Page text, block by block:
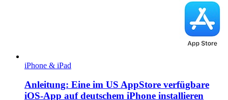
iPhone & iPad
Anleitung: Eine im US AppStore verfügbare
iOS-App auf deutschem iPhone installieren